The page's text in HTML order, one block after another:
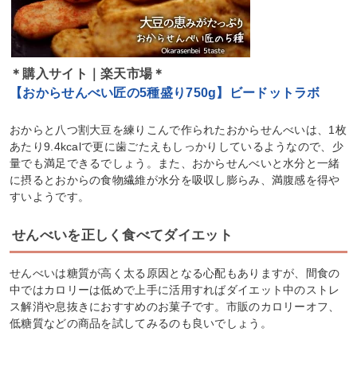
＊購入サイト｜楽天市場＊
【おからせんべい匠の5種盛り750g】ビードットラボ
おからと八つ割大豆を練りこんで作られたおからせんべいは、1枚
あたり9.4kcalで更に歯ごたえもしっかりしているようなので、少
量でも満足できるでしょう。また、おからせんべいと水分と一緒
に摂るとおからの食物繊維が水分を吸収し膨らみ、満腹感を得や
すいようです。
せんべいを正しく食べてダイエット
せんべいは糖質が高く太る原因となる心配もありますが、間食の
中ではカロリーは低めで上手に活用すればダイエット中のストレ
ス解消や息抜きにおすすめのお菓子です。市販のカロリーオフ、
低糖質などの商品を試してみるのも良いでしょう。